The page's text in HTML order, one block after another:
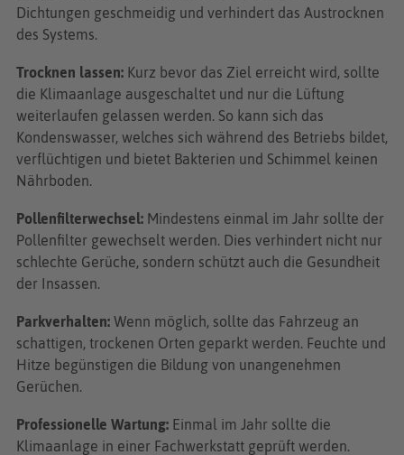
Dichtungen geschmeidig und verhindert das Austrocknen
des Systems.
Trocknen lassen: Kurz bevor das Ziel erreicht wird, sollte
die Klimaanlage ausgeschaltet und nur die Lüftung
weiterlaufen gelassen werden. So kann sich das
Kondenswasser, welches sich während des Betriebs bildet,
verflüchtigen und bietet Bakterien und Schimmel keinen
Nährboden.
Pollenfilterwechsel: Mindestens einmal im Jahr sollte der
Pollenfilter gewechselt werden. Dies verhindert nicht nur
schlechte Gerüche, sondern schützt auch die Gesundheit
der Insassen.
Parkverhalten: Wenn möglich, sollte das Fahrzeug an
schattigen, trockenen Orten geparkt werden. Feuchte und
Hitze begünstigen die Bildung von unangenehmen
Gerüchen.
Professionelle Wartung: Einmal im Jahr sollte die
Klimaanlage in einer Fachwerkstatt geprüft werden.